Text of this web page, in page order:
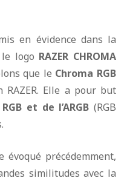
en évidence dans la
logo RAZER CHROMA
que le Chroma RGB
Elle a pour but
RGB et de l’ARGB (RGB
évoqué précédemment,
similitudes avec la